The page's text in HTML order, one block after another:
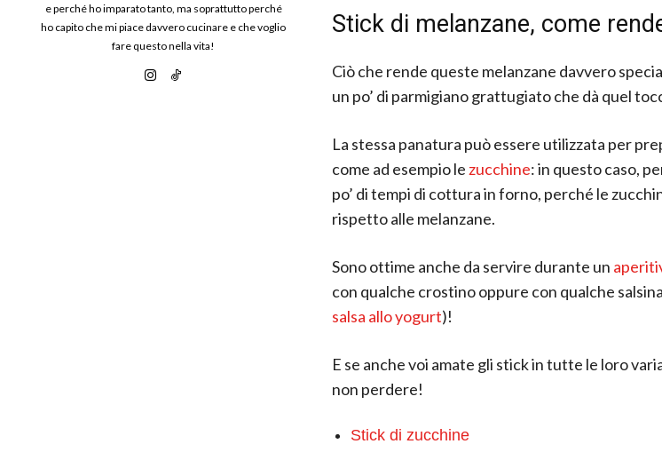
e perché ho imparato tanto, ma soprattutto perché
ho capito che mi piace davvero cucinare e che voglio
fare questo nella vita!
Stick di melanzane, come
Ciò che rende queste melanzane davvero
un po’ di parmigiano grattugiato che dà quel
La stessa panatura può essere utilizzata per
come ad esempio le zucchine: in questo caso,
po’ di tempi di cottura in forno, perché le
rispetto alle melanzane.
Sono ottime anche da servire durante un
con qualche crostino oppure con qualche salsina
salsa allo yogurt)!
E se anche voi amate gli stick in tutte le loro
non perdere!
Stick di zucchine